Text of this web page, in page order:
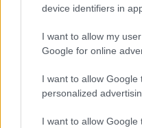
device identifiers in
I want to allow my
Google for online
I want to allow Google
personalized
I want to allow Google